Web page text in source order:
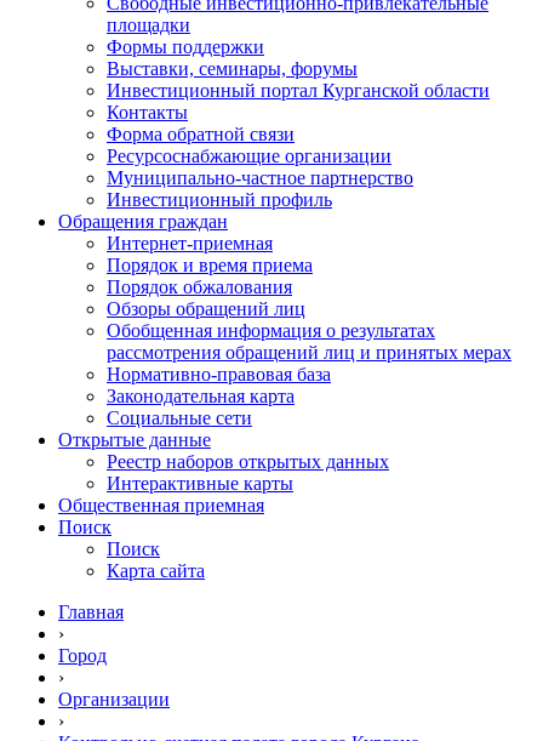
площадки
Формы поддержки
Выставки, семинары, форумы
Инвестиционный портал Курганской области
Контакты
Форма обратной связи
Ресурсоснабжающие организации
Муниципально-частное партнерство
Инвестиционный профиль
Обращения граждан
Интернет-приемная
Порядок и время приема
Порядок обжалования
Обзоры обращений лиц
Обобщенная информация о результатах
рассмотрения обращений лиц и принятых мерах
Нормативно-правовая база
Законодательная карта
Социальные сети
Открытые данные
Реестр наборов открытых данных
Интерактивные карты
Общественная приемная
Поиск
Поиск
Карта сайта
Главная
›
Город
›
Организации
›